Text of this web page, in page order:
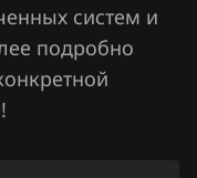
систем и
подробно